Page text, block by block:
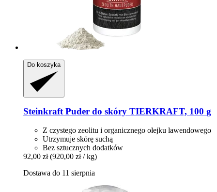
Do koszyka
SteinkraftPuder do skóry TIERKRAFT, 100 g
Z czystego zeolitu i organicznego olejku lawendowego
Utrzymuje skórę suchą
Bez sztucznych dodatków
92,00 zł (920,00 zł / kg)
Dostawa do 11 sierpnia